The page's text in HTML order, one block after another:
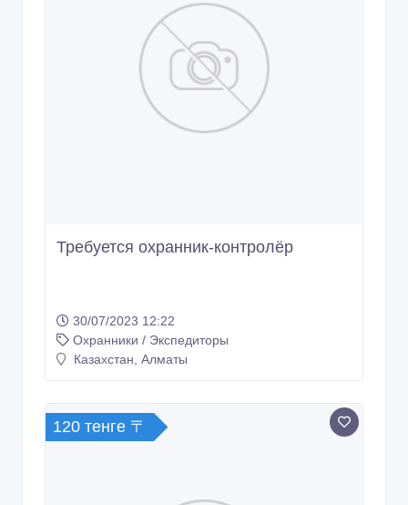
Требуется охранник-контролёр
30/07/2023 12:22
Охранники / Экспедиторы
Казахстан, Алматы
120 тенге 〒